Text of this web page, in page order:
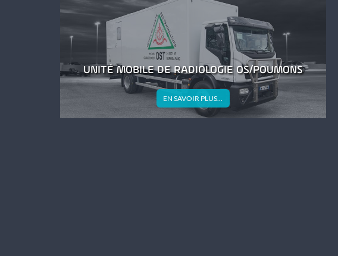
UNITÉ MOBILE DE RADIOLOGIE OS/POUMONS
EN SAVOIR PLUS...
UNITÉ